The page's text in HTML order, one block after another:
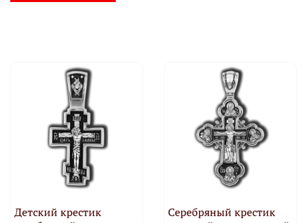
Детский крестик
Серебряный крестик